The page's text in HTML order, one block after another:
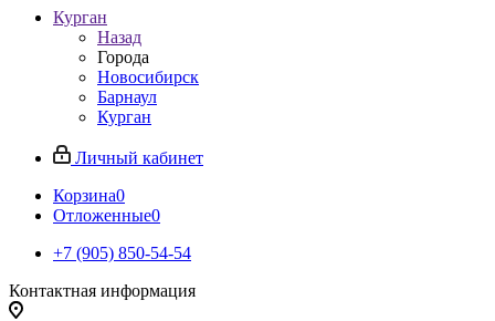
Курган
Назад
Города
Новосибирск
Барнаул
Курган
Личный кабинет
Корзина0
Отложенные0
+7 (905) 850-54-54
Контактная информация